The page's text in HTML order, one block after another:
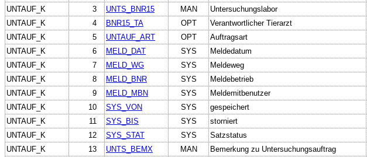
UNTAUF_K 3 UNTS_BNR15 MAN Untersuchungslabor
UNTAUF_K
4 BNR15_TA OPT Verantwortlicher Tierarzt
UNTAUF_K
5 UNTAUF_ART OPT Auftragsart
UNTAUF_K
6 MELD_DAT SYS Meldedatum
UNTAUF_K
7 MELD_WG SYS Meldeweg
UNTAUF_K
8 MELD_BNR SYS Meldebetrieb
UNTAUF_K
9 MELD_MBN SYS Meldemitbenutzer
UNTAUF_K
10 SYS_VON SYS gespeichert
UNTAUF_K
11 SYS_BIS SYS storniert
UNTAUF_K
12 SYS_STAT SYS Satzstatus
UNTAUF_K
13 UNTS_BEMX MAN
Bemerkung zu Untersuchungsauftrag